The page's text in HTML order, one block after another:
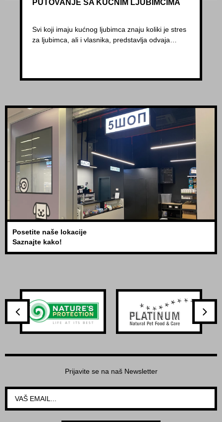
PUTOVANJE SA KUĆNIM LJUBIMCIMA
Svi koji imaju kućnog ljubimca znaju koliki je stres
za ljubimca, ali i vlasnika, predstavlja odvaja…
Posetite naše lokacije
Saznajte kako!
Prijavite se na naš Newsletter